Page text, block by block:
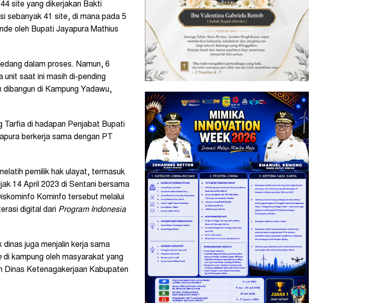
site yang dikerjakan Bakti
sebanyak 41 site, di mana pada 5
oleh Bupati Jayapura Mathius
dalam proses. Namun, 6
unit saat ini masih di-pending
di Kampung Yadawu,
Tarfia di hadapan Penjabat Bupati
berkerja sama dengan PT
pemilik hak ulayat, termasuk
14 April 2023 di Sentani bersama
Kominfo tersebut melalui
digital dari Program Indonesia
juga menjalin kerja sama
di kampung oleh masyarakat yang
Dinas Ketenagakerjaan Kabupaten